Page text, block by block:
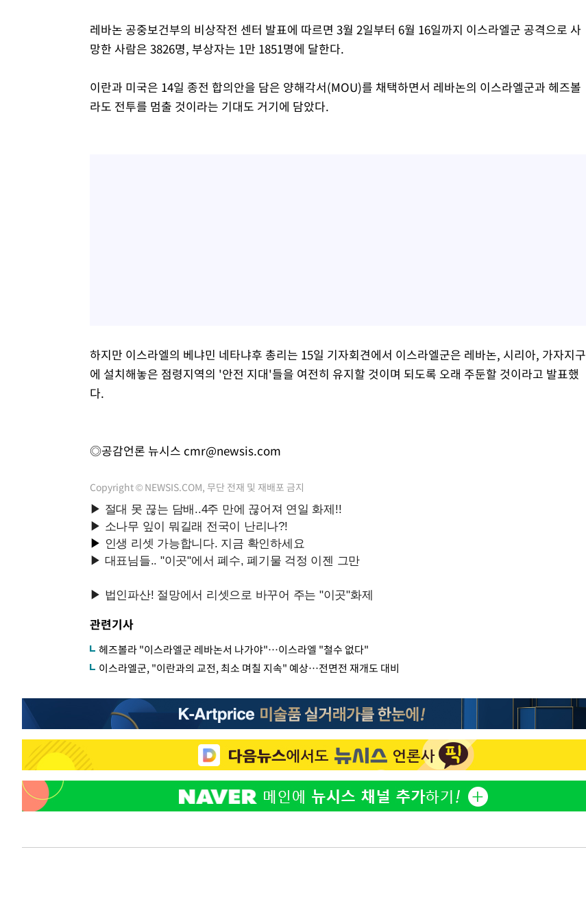
레바논 공중보건부의 비상작전 센터 발표에 따르면 3월 2일부터 6월 16일까지 이스라엘군 공격으로 사
망한 사람은 3826명, 부상자는 1만 1851명에 달한다.
이란과 미국은 14일 종전 합의안을 담은 양해각서(MOU)를 채택하면서 레바논의 이스라엘군과 헤즈볼
라도 전투를 멈출 것이라는 기대도 거기에 담았다.
하지만 이스라엘의 베냐민 네타냐후 총리는 15일 기자회견에서 이스라엘군은 레바논, 시리아, 가자지구
에 설치해놓은 점령지역의 '안전 지대'들을 여전히 유지할 것이며 되도록 오래 주둔할 것이라고 발표했
다.
◎공감언론 뉴시스 cmr@newsis.com
Copyright © NEWSIS.COM, 무단 전재 및 재배포 금지
관련기사
헤즈볼라 "이스라엘군 레바논서 나가야"…이스라엘 "철수 없다"
이스라엘군, "이란과의 교전, 최소 며칠 지속" 예상…전면전 재개도 대비